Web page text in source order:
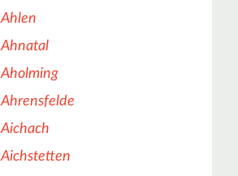
Ahlen
Ahnatal
Aholming
Ahrensfelde
Aichach
Aichstetten